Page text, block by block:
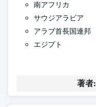
南アフリカ
サウジアラビア
アラブ首長国連邦
エジプト
著者: